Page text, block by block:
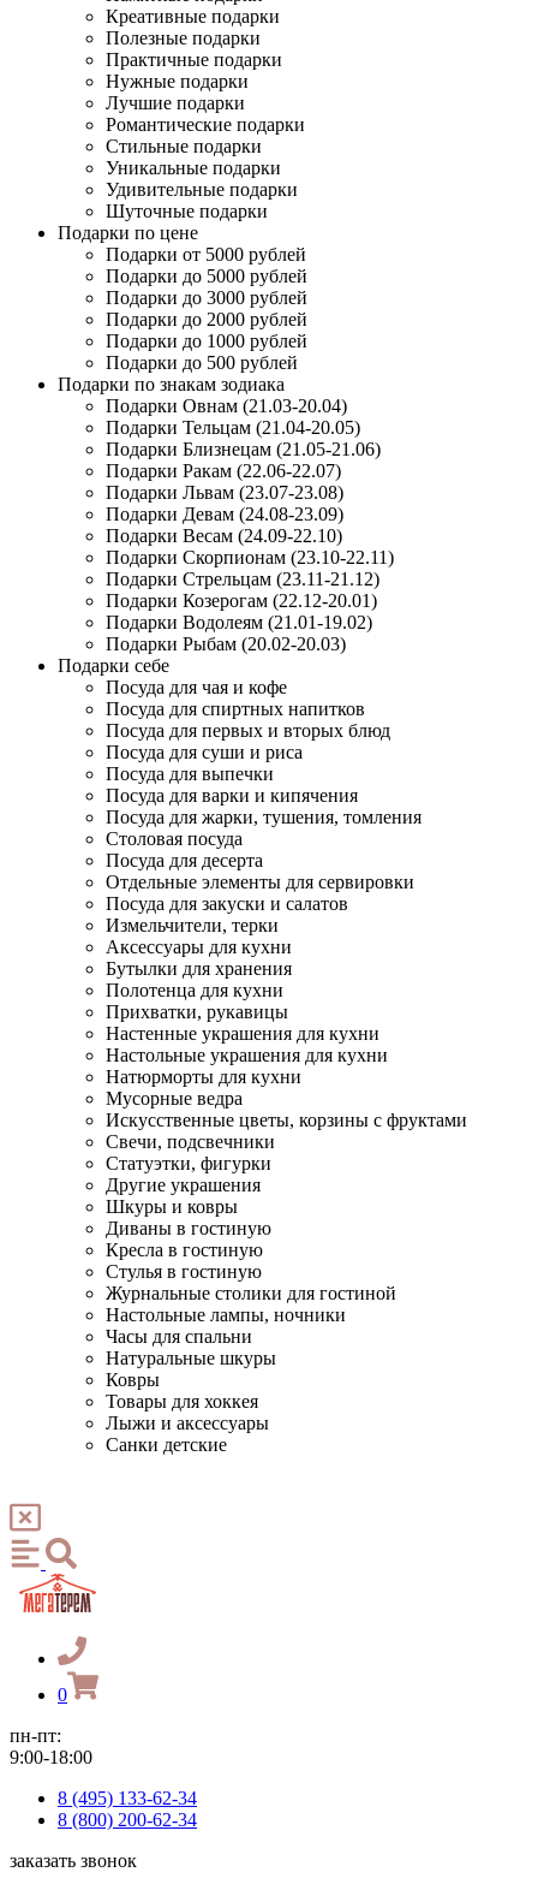
Креативные подарки
Полезные подарки
Практичные подарки
Нужные подарки
Лучшие подарки
Романтические подарки
Стильные подарки
Уникальные подарки
Удивительные подарки
Шуточные подарки
Подарки по цене
Подарки от 5000 рублей
Подарки до 5000 рублей
Подарки до 3000 рублей
Подарки до 2000 рублей
Подарки до 1000 рублей
Подарки до 500 рублей
Подарки по знакам зодиака
Подарки Овнам (21.03-20.04)
Подарки Тельцам (21.04-20.05)
Подарки Близнецам (21.05-21.06)
Подарки Ракам (22.06-22.07)
Подарки Львам (23.07-23.08)
Подарки Девам (24.08-23.09)
Подарки Весам (24.09-22.10)
Подарки Скорпионам (23.10-22.11)
Подарки Стрельцам (23.11-21.12)
Подарки Козерогам (22.12-20.01)
Подарки Водолеям (21.01-19.02)
Подарки Рыбам (20.02-20.03)
Подарки себе
Посуда для чая и кофе
Посуда для спиртных напитков
Посуда для первых и вторых блюд
Посуда для суши и риса
Посуда для выпечки
Посуда для варки и кипячения
Посуда для жарки, тушения, томления
Столовая посуда
Посуда для десерта
Отдельные элементы для сервировки
Посуда для закуски и салатов
Измельчители, терки
Аксессуары для кухни
Бутылки для хранения
Полотенца для кухни
Прихватки, рукавицы
Настенные украшения для кухни
Настольные украшения для кухни
Натюрморты для кухни
Мусорные ведра
Искусственные цветы, корзины с фруктами
Свечи, подсвечники
Статуэтки, фигурки
Другие украшения
Шкуры и ковры
Диваны в гостиную
Кресла в гостиную
Стулья в гостиную
Журнальные столики для гостиной
Настольные лампы, ночники
Часы для спальни
Натуральные шкуры
Ковры
Товары для хоккея
Лыжи и аксессуары
Санки детские
0
пн-пт:
9:00-18:00
8 (495) 133-62-34
8 (800) 200-62-34
заказать звонок